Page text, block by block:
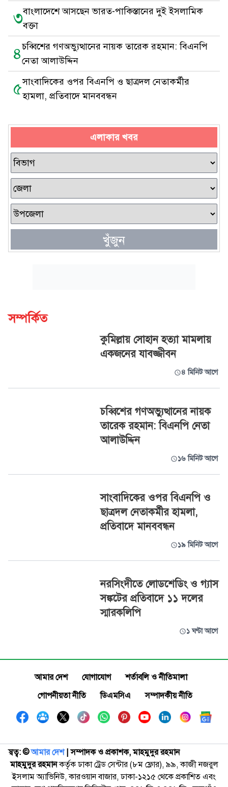
৩বাংলাদেশে আসছেন ভারত-পাকিস্তানের দুই ইসলামিক
বক্তা
৪চব্বিশের গণঅভ্যুত্থানের নায়ক তারেক রহমান: বিএনপি
নেতা আলাউদ্দিন
৫সাংবাদিকের ওপর বিএনপি ও ছাত্রদল নেতাকর্মীর
হামলা, প্রতিবাদে মানববন্ধন
এলাকার খবর
খুঁজুন
সম্পর্কিত
কুমিল্লায় সোহান হত্যা মামলায়
একজনের যাবজ্জীবন
৪ মিনিট আগে
চব্বিশের গণঅভ্যুত্থানের নায়ক
তারেক রহমান: বিএনপি নেতা
আলাউদ্দিন
১৬ মিনিট আগে
সাংবাদিকের ওপর বিএনপি ও
ছাত্রদল নেতাকর্মীর হামলা,
প্রতিবাদে মানববন্ধন
১৯ মিনিট আগে
নরসিংদীতে লোডশেডিং ও গ্যাস
সঙ্কটের প্রতিবাদে ১১ দলের
স্মারকলিপি
১ ঘণ্টা আগে
আমার দেশ যোগাযোগ
শর্তাবলি ও নীতিমালা
গোপনীয়তা নীতি
ডিএমসিএ সম্পাদকীয় নীতি
স্বত্ব: ©️আমার দেশ| সম্পাদক ও প্রকাশক, মাহমুদুর রহমান
মাহমুদুর রহমানকর্তৃক ঢাকা ট্রেড সেন্টার (৮ম ফ্লোর), ৯৯, কাজী নজরুল
ইসলাম অ্যাভিনিউ, কারওয়ান বাজার, ঢাকা-১২১৫ থেকে প্রকাশিত এবং